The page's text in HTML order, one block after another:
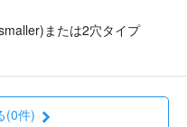
または2穴タイプ
(0件)